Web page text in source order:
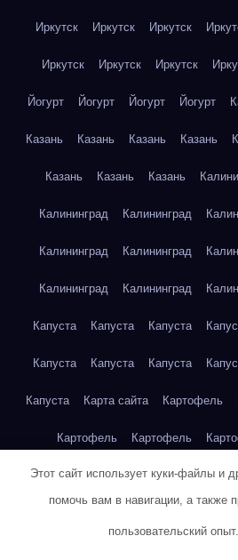
Иркутск Иркутск Иркутск
Иркутск Иркутск Иркутск
Йогурт Йогурт Йогурт Йогурт
Казань Казань Казань Казань
Казань Казань Казань
Калининград Калининград
Калининград Калининград
Калининград Калининград
Капуста Капуста Капуста
Капуста Капуста Капуста
Капуста Карта сайта Картофель
Картофель Картофель
Картофель Картофель Кейптаун
Этот сайт использует куки-файлы и
помочь вам в навигации, а также
пользовательский опыт.